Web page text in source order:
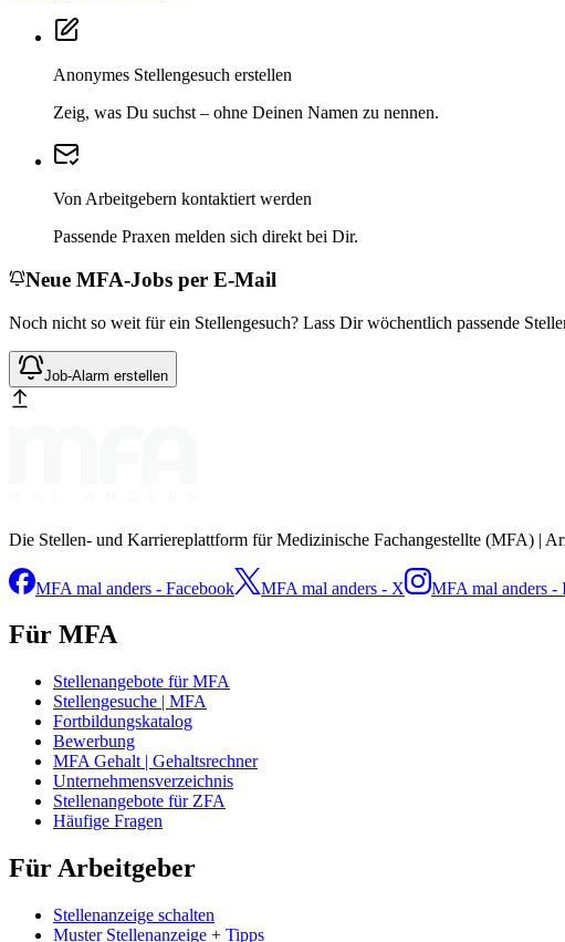
Anonymes Stellengesuch erstellen
Zeig, was Du suchst – ohne Deinen Namen zu nennen.
Von Arbeitgebern kontaktiert werden
Passende Praxen melden sich direkt bei Dir.
Neue MFA-Jobs per E-Mail
Noch nicht so weit für ein Stellengesuch? Lass Dir wöchentlich passende
Job-Alarm erstellen
Die Stellen- und Karriereplattform für Medizinische Fachangestellte (MFA) |
MFA mal anders - Facebook MFA mal anders - X MFA mal anders -
Für MFA
Stellenangebote für MFA
Stellengesuche | MFA
Fortbildungskatalog
Bewerbung
MFA Gehalt | Gehaltsrechner
Unternehmensverzeichnis
Stellenangebote für ZFA
Häufige Fragen
Für Arbeitgeber
Stellenanzeige schalten
Muster Stellenanzeige + Tipps